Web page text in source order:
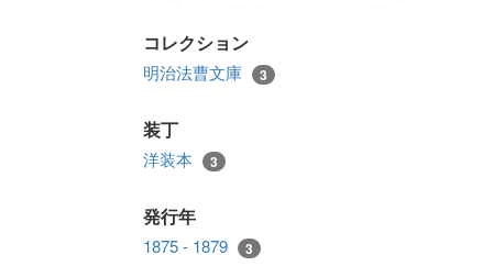
コレクション
明治法曹文庫 3
装丁
洋装本 3
発行年
1875 - 1879 3